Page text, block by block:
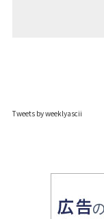
Tweets by weeklyascii